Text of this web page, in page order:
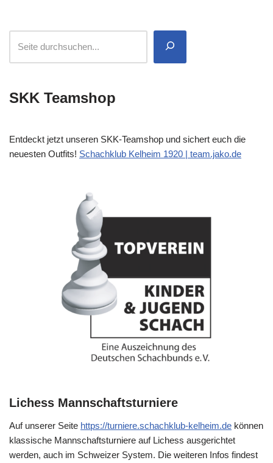
SKK Teamshop
Entdeckt jetzt unseren SKK-Teamshop und sichert euch die
neuesten Outfits! Schachklub Kelheim 1920 | team.jako.de
Lichess Mannschaftsturniere
Auf unserer Seite https://turniere.schachklub-kelheim.de können
klassische Mannschaftsturniere auf Lichess ausgerichtet
werden, auch im Schweizer System. Die weiteren Infos findest